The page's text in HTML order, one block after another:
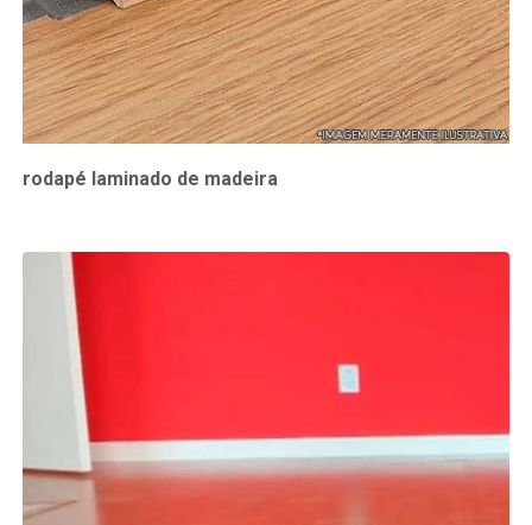
rodapé laminado de madeira